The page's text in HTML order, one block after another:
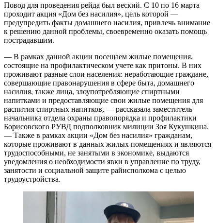
Повод для проведения рейда был веский. С 10 по 16 марта
проходит акция «Дом без насилия», цель которой —
предупредить факты домашнего насилия, привлечь внимание
к решению данной проблемы, своевременно оказать помощь
пострадавшим.
— В рамках данной акции посещаем жилые помещения,
состоящие на профилактическом учете как притоны. В них
проживают разные слои населения: неработающие граждане,
совершающие правонарушения в сфере быта, домашнего
насилия, также лица, злоупотребляющие спиртными
напитками и предоставляющие свои жилые помещения для
распития спиртных напитков, — рассказала заместитель
начальника отдела охраны правопорядка и профилактики
Борисовского РУВД подполковник милиции Зоя Кукушкина.
— Также в рамках акции «Дом без насилия» гражданам,
которые проживают в данных жилых помещениях и являются
трудоспособными, не занятыми в экономике, выдаются
уведомления о необходимости явки в управление по труду,
занятости и социальной защите райисполкома с целью
трудоустройства.